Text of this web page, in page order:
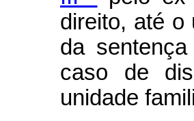
direito, até o
da
caso de
unidade